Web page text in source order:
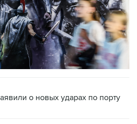
о новых ударах по порту